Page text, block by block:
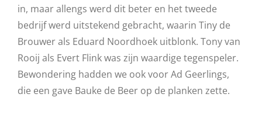
in, maar allengs werd dit beter en het tweede
bedrijf werd uitstekend gebracht, waarin Tiny de
Brouwer als Eduard Noordhoek uitblonk. Tony van
Rooij als Evert Flink was zijn waardige tegenspeler.
Bewondering hadden we ook voor Ad Geerlings,
die een gave Bauke de Beer op de planken zette.